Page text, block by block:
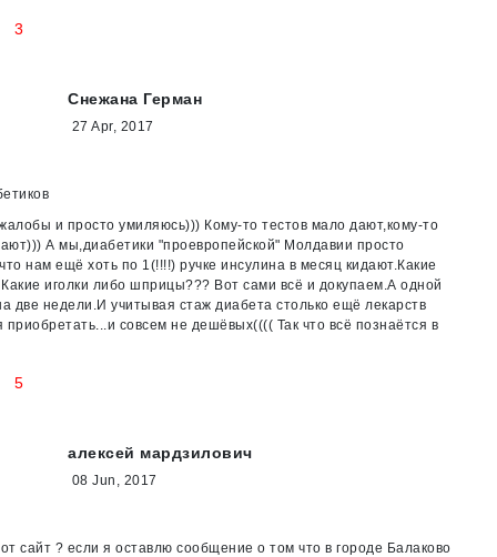
3
Снежана Герман
27 Apr, 2017
и просто умиляюсь))) Кому-то тестов мало дают,кому-то
А мы,диабетики "проевропейской" Молдавии просто
нам ещё хоть по 1(!!!!) ручке инсулина в месяц кидают.Какие
иголки либо шприцы??? Вот сами всё и докупаем.А одной
две недели.И учитывая стаж диабета столько ещё лекарств
приобретать...и совсем не дешёвых(((( Так что всё познаётся в
5
алексей мардзилович
08 Jun, 2017
сайт ? если я оставлю сообщение о том что в городе Балаково